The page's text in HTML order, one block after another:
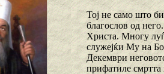
Тој не само што
благослов од
Христа. Многу
служејќи Му на
Декември
прифатиле смртта